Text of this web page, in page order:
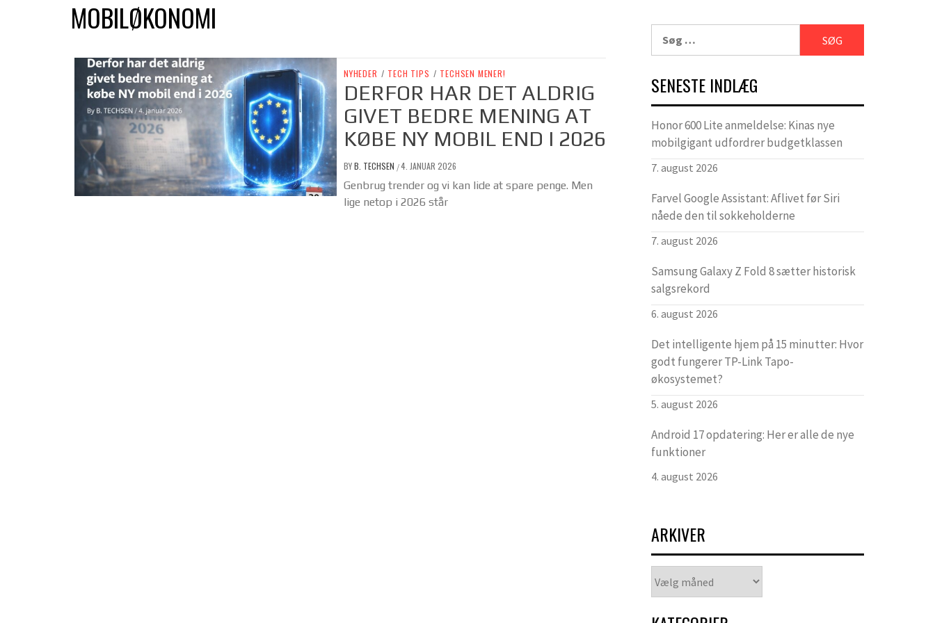
MOBILØKONOMI
NYHEDER / TECH TIPS / TECHSEN MENER!
DERFOR HAR DET ALDRIG
GIVET BEDRE MENING AT
KØBE NY MOBIL END I 2026
BYB. TECHSEN /4. JANUAR 2026
Genbrug trender og vi kan lide at spare penge. Men
lige netop i 2026 står
efter:
SENESTE INDLÆG
Honor 600 Lite anmeldelse: Kinas nye
mobilgigant udfordrer budgetklassen
7. august 2026
Farvel Google Assistant: Aflivet før Siri
nåede den til sokkeholderne
7. august 2026
Samsung Galaxy Z Fold 8 sætter historisk
salgsrekord
6. august 2026
Det intelligente hjem på 15 minutter: Hvor
godt fungerer TP-Link Tapo-
økosystemet?
5. august 2026
Android 17 opdatering: Her er alle de nye
funktioner
4. august 2026
ARKIVER